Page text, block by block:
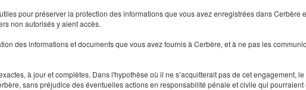
pour préserver la protection des informations que vous avez enregistrées dans Cerbère
non autorisés y aient accès.
des informations et documents que vous avez fournis à Cerbère, et à ne pas les
à jour et complètes. Dans l'hypothèse où il ne s’acquitterait pas de cet engagement,
sans préjudice des éventuelles actions en responsabilité pénale et civile qui pourraient